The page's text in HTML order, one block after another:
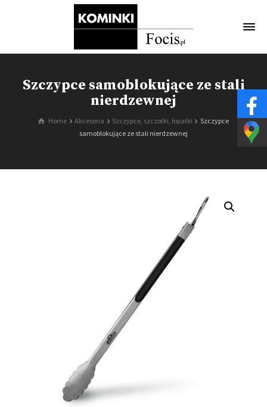
Szczypce samoblokujące ze stali
nierdzewnej
Home Akcesoria Szczypce, szczotki, łopatki
Szczypce
samoblokujące ze stali nierdzewnej